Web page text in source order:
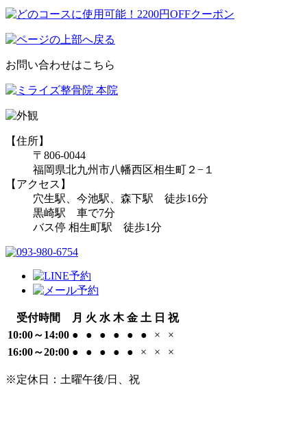
お問い合わせはこちら
【住所】
〒806-0044
福岡県北九州市八幡西区相生町２−１
【アクセス】
穴生駅、今池駅、森下駅 徒歩16分
黒崎駅 車で7分
バス停 相生町駅 徒歩1分
受付時間 月 火 水 木 金 土 日 祝
10:00～14:00 ● ● ● ● ● ● ×
×
16:00～20:00 ● ● ● ● ● × × ×
※定休日：土曜午後/日、祝